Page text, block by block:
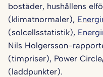
bostäder, hushållens
(klimatnormaler),
(solcellsstatistik),
Nils Holgersson-
(timpriser), Power
(laddpunkter).